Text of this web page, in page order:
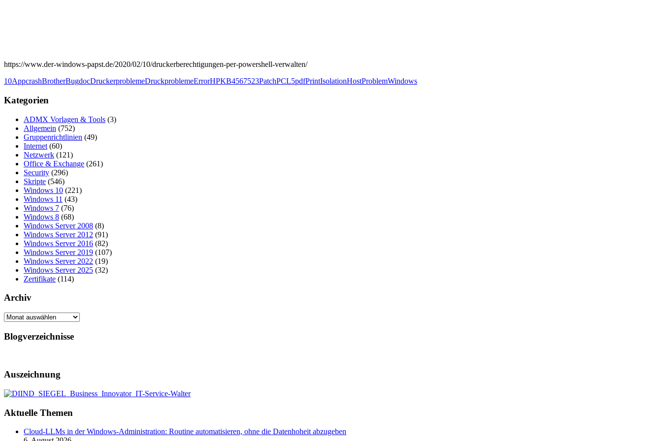
https://www.der-windows-papst.de/2020/02/10/druckerberechtigungen-per-powershell-verwalten/
10AppcrashBrotherBugdocDruckerproblemeDruckproblemeErrorHPKB4567523PatchPCL5pdfPrintIsolationHostProblemWindows
Kategorien
ADMX Vorlagen & Tools (3)
Allgemein (752)
Gruppenrichtlinien (49)
Internet (60)
Netzwerk (121)
Office & Exchange (261)
Security (296)
Skripte (546)
Windows 10 (221)
Windows 11 (43)
Windows 7 (76)
Windows 8 (68)
Windows Server 2008 (8)
Windows Server 2012 (91)
Windows Server 2016 (82)
Windows Server 2019 (107)
Windows Server 2022 (19)
Windows Server 2025 (32)
Zertifikate (114)
Archiv
Archiv
Blogverzeichnisse
Auszeichnung
Aktuelle Themen
Cloud-LLMs in der Windows-Administration: Routine automatisieren, ohne die Datenhoheit abzugeben